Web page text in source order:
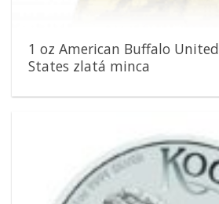
1 oz American Buffalo United
States zlatá minca